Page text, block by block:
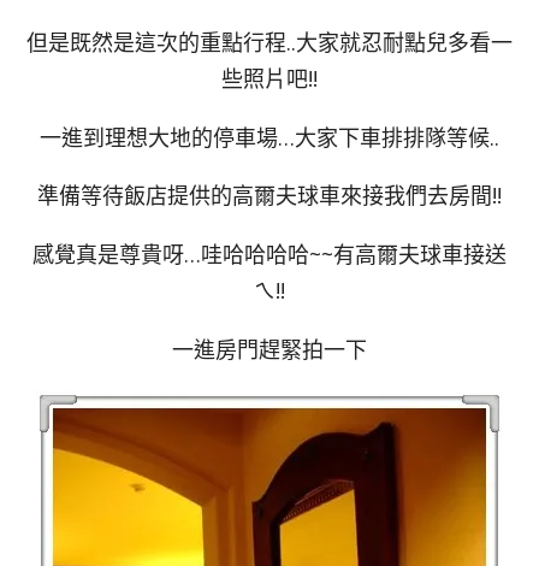
但是既然是這次的重點行程..大家就忍耐點兒多看一
些照片吧!!
一進到理想大地的停車場…大家下車排排隊等候..
準備等待飯店提供的高爾夫球車來接我們去房間!!
感覺真是尊貴呀…哇哈哈哈哈~~有高爾夫球車接送
ㄟ!!
一進房門趕緊拍一下